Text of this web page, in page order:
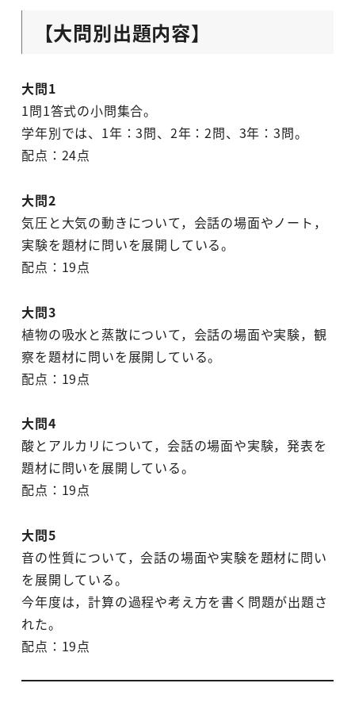
【大問別出題内容】
大問1
1問1答式の小問集合。
学年別では、1年：3問、2年：2問、3年：3問。
配点：24点
大問2
気圧と大気の動きについて，会話の場面やノート，
実験を題材に問いを展開している。
配点：19点
大問3
植物の吸水と蒸散について，会話の場面や実験，観
察を題材に問いを展開している。
配点：19点
大問4
酸とアルカリについて，会話の場面や実験，発表を
題材に問いを展開している。
配点：19点
大問5
音の性質について，会話の場面や実験を題材に問い
を展開している。
今年度は，計算の過程や考え方を書く問題が出題さ
れた。
配点：19点